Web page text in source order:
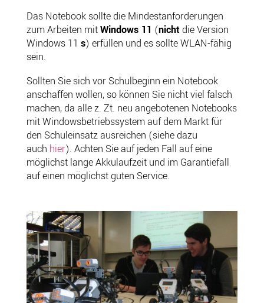
Das Notebook sollte die Mindestanforderungen
zum Arbeiten mitWindows 11 (nichtdie Version
Windows 11 s) erfüllen und es sollte WLAN-fähig
sein.
Sollten Sie sich vor Schulbeginn ein Notebook
anschaffen wollen, so können Sie nicht viel falsch
machen, da alle z. Zt. neu angebotenen Notebooks
mit Windowsbetriebssystem auf dem Markt für
den Schuleinsatz ausreichen (siehe dazu
auch hier). Achten Sie auf jeden Fall auf eine
möglichst lange Akkulaufzeit und im Garantiefall
auf einen möglichst guten Service.